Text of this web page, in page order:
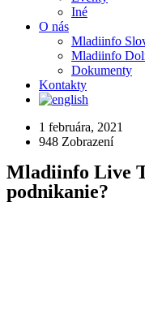
Iné
O nás
Mladiinfo
Mladiinfo
Dokumenty
Kontakty
1 februára, 2021
948 Zobrazení
Mladiinfo Live
podnikanie?